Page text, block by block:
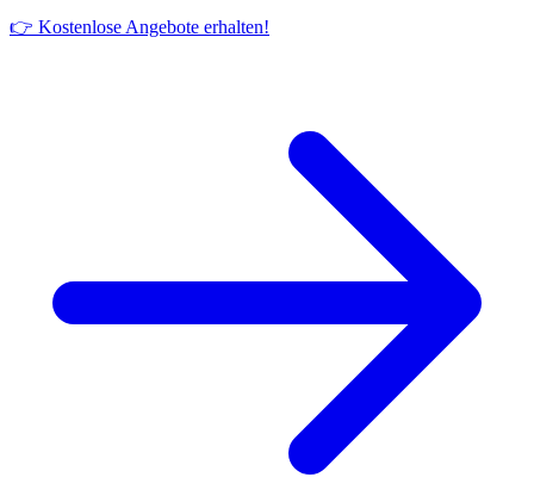
👉 Kostenlose Angebote erhalten!